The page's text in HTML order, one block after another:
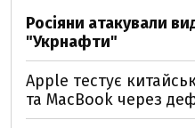
Росіяни атакували
"Укрнафти"
Apple тестує
та MacBook через